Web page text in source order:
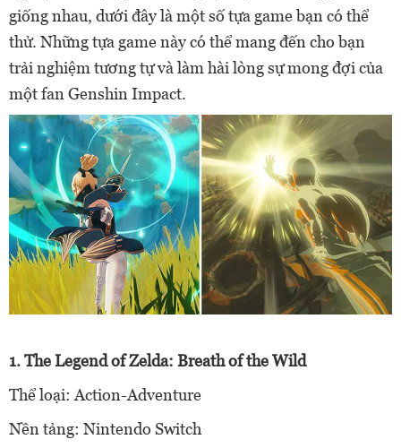
giống nhau, dưới đây là một số tựa game bạn có thể
thử. Những tựa game này có thể mang đến cho bạn
trải nghiệm tương tự và làm hài lòng sự mong đợi của
một fan Genshin Impact.
1. The Legend of Zelda: Breath of the Wild
Thể loại: Action-Adventure
Nền tảng: Nintendo Switch